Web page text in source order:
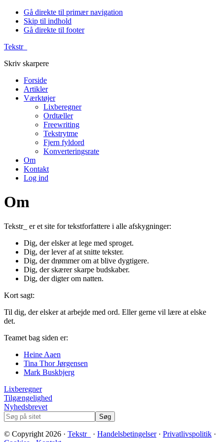
Gå direkte til primær navigation
Skip til indhold
Gå direkte til footer
Tekstr_
Skriv skarpere
Forside
Artikler
Værktøjer
Lixberegner
Ordtæller
Freewriting
Tekstrytme
Fjern fyldord
Konverteringsrate
Om
Kontakt
Log ind
Om
Tekstr_ er et site for tekstforfattere i alle afskygninger:
Dig, der elsker at lege med sproget.
Dig, der lever af at snitte tekster.
Dig, der drømmer om at blive dygtigere.
Dig, der skærer skarpe budskaber.
Dig, der digter om natten.
Kort sagt:
Til dig, der elsker at arbejde med ord. Eller gerne vil lære at elske
det.
Teamet bag siden er:
Heine Aaen
Tina Thor Jørgensen
Mark Buskbjerg
Footer
Lixberegner
Tilgængelighed
Nyhedsbrevet
Søg
på
sitet
© Copyright 2026 · Tekstr_ · Handelsbetingelser· Privatlivspolitik ·